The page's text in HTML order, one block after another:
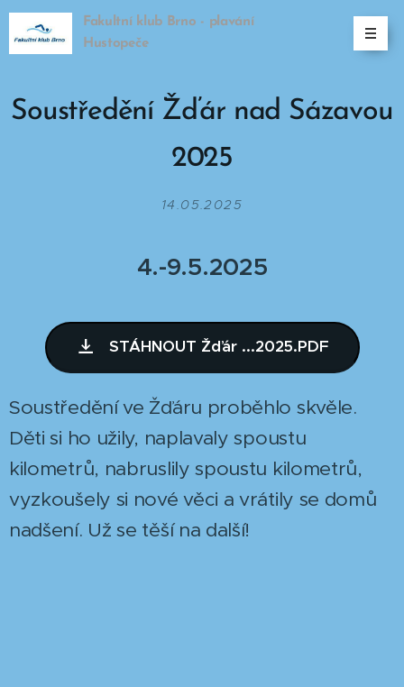
Fakultní klub Brno - plavání
Hustopeče
Soustředění Žďár nad Sázavou
2025
14.05.2025
4.-9.5.2025
STÁHNOUT Žďár ...2025.PDF
Soustředění ve Žďáru proběhlo skvěle.
Děti si ho užily, naplavaly spoustu
kilometrů, nabruslily spoustu kilometrů,
vyzkoušely si nové věci a vrátily se domů
nadšení. Už se těší na další!